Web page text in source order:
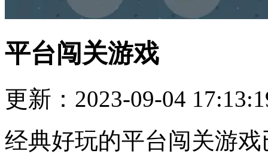
平台闯关游戏
更新：2023-09-04
经典好玩的平台闯关游